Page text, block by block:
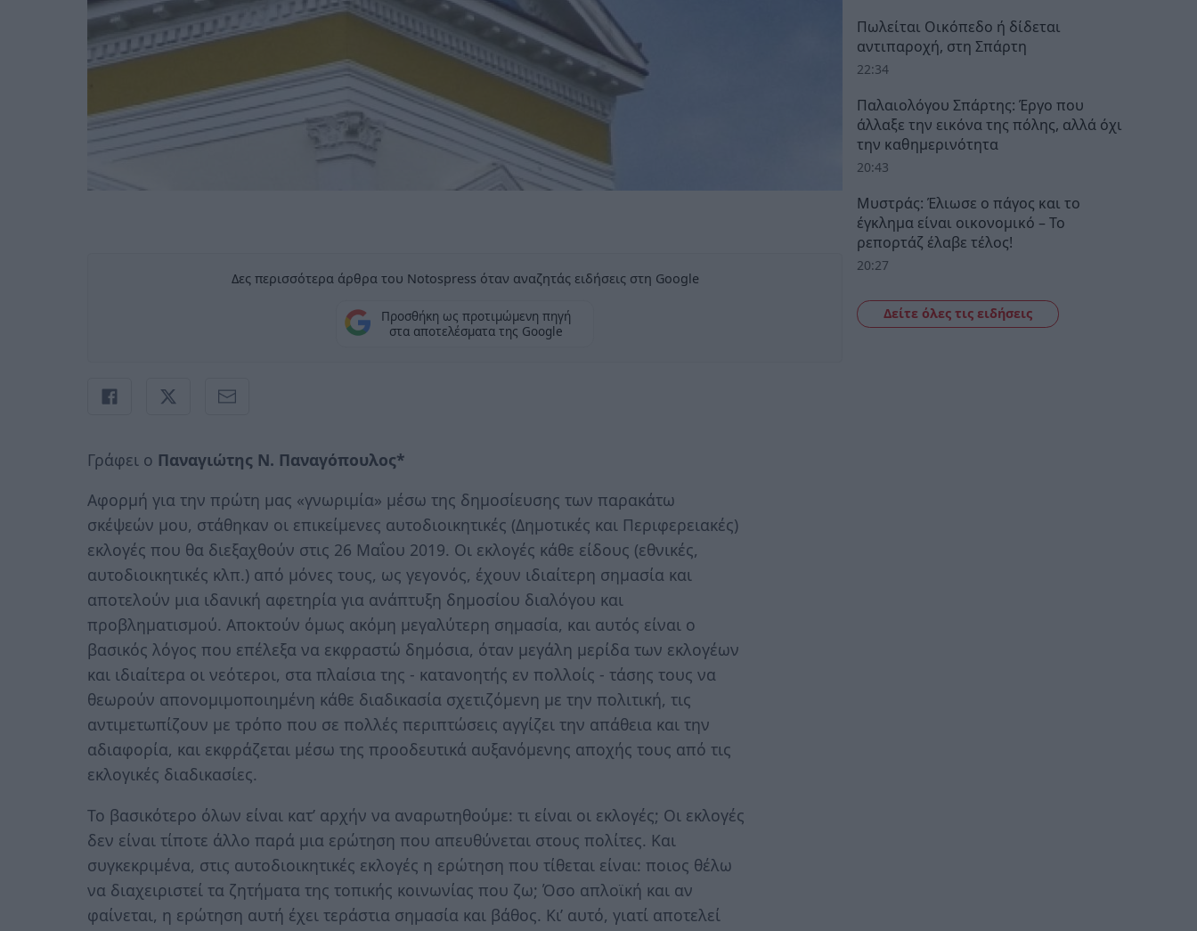
Δες περισσότερα άρθρα του Notospress όταν αναζητάς ειδήσεις στη Google
Προσθήκη ως προτιμώμενη πηγή
στα αποτελέσματα της Google
Γράφει ο Παναγιώτης Ν. Παναγόπουλος*
Αφορμή για την πρώτη μας «γνωριμία» μέσω της δημοσίευσης των παρακάτω
σκέψεών μου, στάθηκαν οι επικείμενες αυτοδιοικητικές (Δημοτικές και Περιφερειακές)
εκλογές που θα διεξαχθούν στις 26 Μαΐου 2019. Οι εκλογές κάθε είδους (εθνικές,
αυτοδιοικητικές κλπ.) από μόνες τους, ως γεγονός, έχουν ιδιαίτερη σημασία και
αποτελούν μια ιδανική αφετηρία για ανάπτυξη δημοσίου διαλόγου και
προβληματισμού. Αποκτούν όμως ακόμη μεγαλύτερη σημασία, και αυτός είναι ο
βασικός λόγος που επέλεξα να εκφραστώ δημόσια, όταν μεγάλη μερίδα των εκλογέων
και ιδιαίτερα οι νεότεροι, στα πλαίσια της - κατανοητής εν πολλοίς - τάσης τους να
θεωρούν απονομιμοποιημένη κάθε διαδικασία σχετιζόμενη με την πολιτική, τις
αντιμετωπίζουν με τρόπο που σε πολλές περιπτώσεις αγγίζει την απάθεια και την
αδιαφορία, και εκφράζεται μέσω της προοδευτικά αυξανόμενης αποχής τους από τις
εκλογικές διαδικασίες.
Το βασικότερο όλων είναι κατ’ αρχήν να αναρωτηθούμε: τι είναι οι εκλογές; Οι εκλογές
δεν είναι τίποτε άλλο παρά μια ερώτηση που απευθύνεται στους πολίτες. Και
συγκεκριμένα, στις αυτοδιοικητικές εκλογές η ερώτηση που τίθεται είναι: ποιος θέλω
να διαχειριστεί τα ζητήματα της τοπικής κοινωνίας που ζω; Όσο απλοϊκή και αν
φαίνεται, η ερώτηση αυτή έχει τεράστια σημασία και βάθος. Κι’ αυτό, γιατί αποτελεί
Πωλείται Οικόπεδο ή δίδεται
αντιπαροχή, στη Σπάρτη
22:34
Παλαιολόγου Σπάρτης: Έργο που
άλλαξε την εικόνα της πόλης, αλλά όχι
την καθημερινότητα
20:43
Μυστράς: Έλιωσε ο πάγος και το
έγκλημα είναι οικονομικό – Το
ρεπορτάζ έλαβε τέλος!
20:27
Δείτε όλες τις ειδήσεις